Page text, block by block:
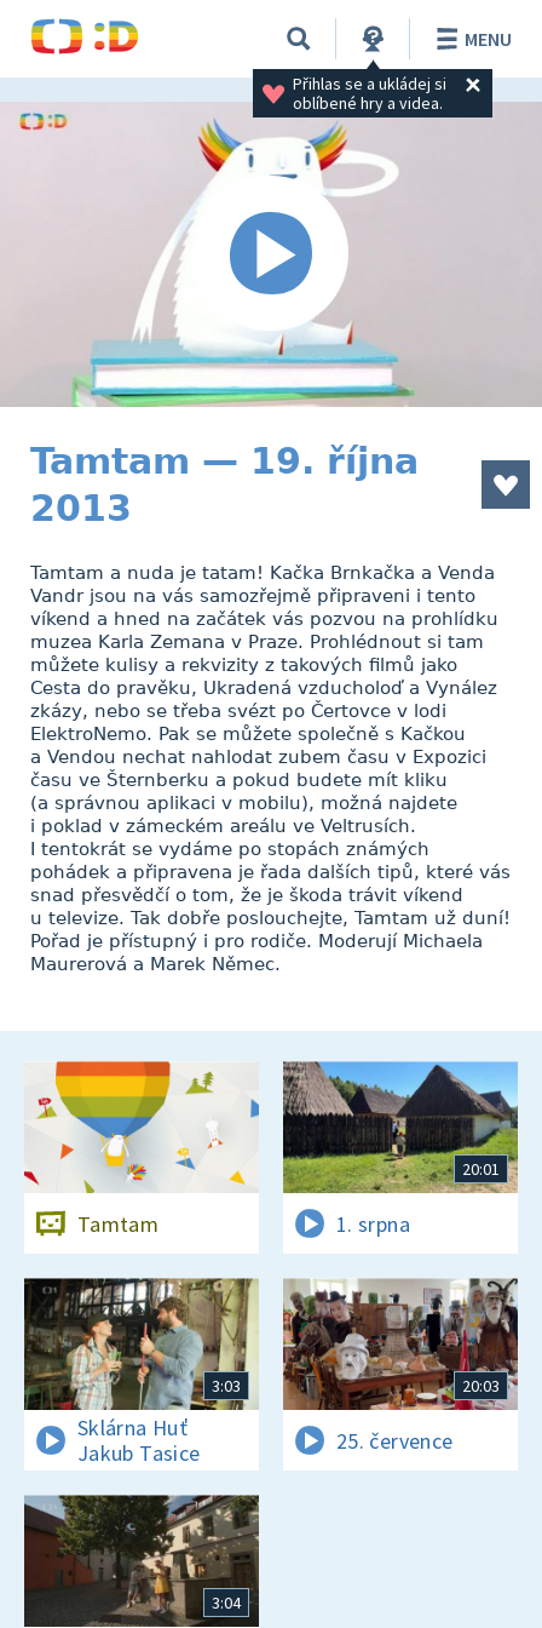
Přihlas se a ukládej si
oblíbené hry a videa.
MENU
Tamtam — 19. října
2013
Tamtam a nuda je tatam! Kačka Brnkačka a Venda
Vandr jsou na vás samozřejmě připraveni i tento
víkend a hned na začátek vás pozvou na prohlídku
muzea Karla Zemana v Praze. Prohlédnout si tam
můžete kulisy a rekvizity z takových filmů jako
Cesta do pravěku, Ukradená vzducholoď a Vynález
zkázy, nebo se třeba svézt po Čertovce v lodi
ElektroNemo. Pak se můžete společně s Kačkou
a Vendou nechat nahlodat zubem času v Expozici
času ve Šternberku a pokud budete mít kliku
(a správnou aplikaci v mobilu), možná najdete
i poklad v zámeckém areálu ve Veltrusích.
I tentokrát se vydáme po stopách známých
pohádek a připravena je řada dalších tipů, které vás
snad přesvědčí o tom, že je škoda trávit víkend
u televize. Tak dobře poslouchejte, Tamtam už duní!
Pořad je přístupný i pro rodiče. Moderují Michaela
Maurerová a Marek Němec.
Tamtam
20:01
1. srpna
3:03
Sklárna Huť
Jakub Tasice
20:03
25. července
3:04